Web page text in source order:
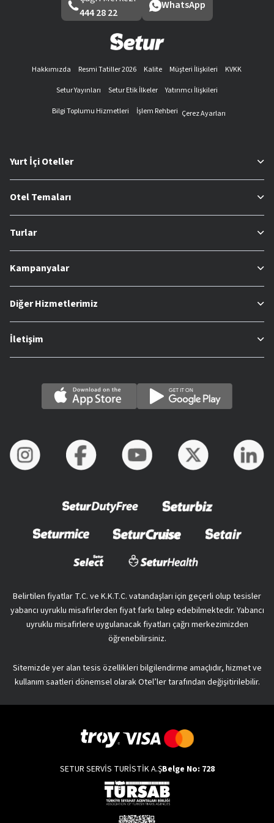
444 28 22
WhatsApp
Hakkımızda Resmi Tatiller 2026 Kalite Müşteri İlişkileri
KVKK
Setur Yayınları
Setur Etik İlkeler
Yatırımcı İlişkileri
Bilgi Toplumu Hizmetleri
İşlem Rehberi Çerez Ayarları
Yurt İçi Oteller
Otel Temaları
Turlar
Kampanyalar
Diğer Hizmetlerimiz
İletişim
Belirtilen fiyatlar T.C. ve K.K.T.C. vatandaşları için geçerli olup tesisler
yabancı uyruklu misafirlerden fiyat farkı talep edebilmektedir. Yabancı
uyruklu misafirlere uygulanacak fiyatları çağrı merkezimizden
öğrenebilirsiniz.
Sitemizde yer alan tesis özellikleri bilgilendirme amaçlıdır, hizmet ve
kullanım saatleri dönemsel olarak Otel’ler tarafından değişitirilebilir.
SETUR SERVİS TURİSTİK A.ŞBelge No: 728